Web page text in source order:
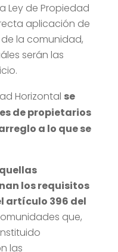
Ley de Propiedad
aplicación de
la comunidad,
serán las
Horizontal se
de propietarios
a lo que se
los requisitos
artículo 396 del
que,
las